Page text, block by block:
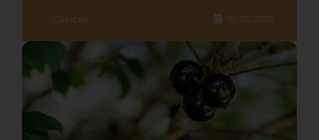
Câncer 05.08.2026